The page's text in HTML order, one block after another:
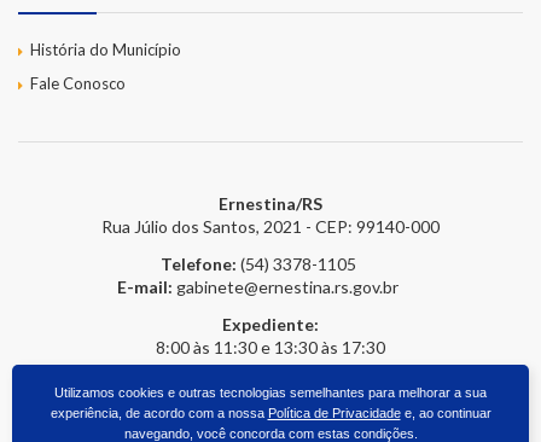
História do Município
Fale Conosco
Ernestina/RS
Rua Júlio dos Santos, 2021 - CEP: 99140-000
Telefone: (54) 3378-1105
E-mail: gabinete@ernestina.rs.gov.br
Expediente:
8:00 às 11:30 e 13:30 às 17:30
2026 © Prefeitura Online- Todos os direitos reservados.
Utilizamos cookies e outras tecnologias semelhantes para melhorar a sua
experiência, de acordo com a nossa Política de Privacidadee, ao continuar
navegando, você concorda com estas condições.